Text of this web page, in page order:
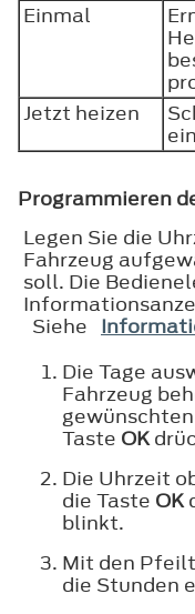
Einmal
Jetzt heizen
Programmieren
Legen Sie die
Fahrzeug
soll. Die
Siehe
Die Tage
Fahrzeug
Taste OK
Die Uhrzeit
die Taste OK
blinkt.
Mit den
die Stunden